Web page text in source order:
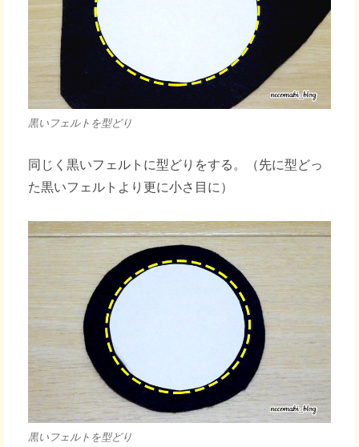
黒いフェルトを型どり
同じく黒いフェルトに型どりをする。（先に型どっ
た黒いフェルトより更に小さ目に）
黒いフェルトを型どり